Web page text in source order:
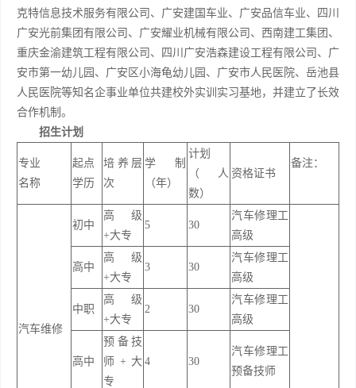
克特信息技术服务有限公司、广安建国车业、广安品信车业、四川
广安光前集团有限公司、广安耀业机械有限公司、西南建工集团、
重庆金渝建筑工程有限公司、四川广安浩森建设工程有限公司、广
安市第一幼儿园、广安区小海龟幼儿园、广安市人民医院、岳池县
人民医院等知名企事业单位共建校外实训实习基地，并建立了长效
合作机制。
招生计划
专业
名称
起点
学历
培养层
次
学制
（年）
计划
（人
数）
资格证书
备注：
汽车维修
初中
高级
+大专
5 30
汽车修理工
高级
高中
高级
+大专
3 30
汽车修理工
高级
中职
高级
+大专
2 30
汽车修理工
高级
高中
预备技
师+大
专
4 30
汽车修理工
预备技师